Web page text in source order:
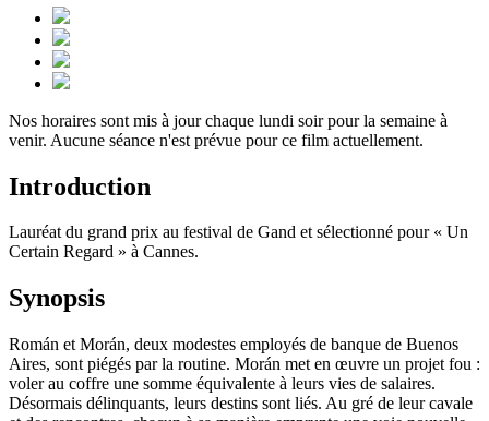
Nos horaires sont mis à jour chaque lundi soir pour la semaine à
venir. Aucune séance n'est prévue pour ce film actuellement.
Introduction
Lauréat du grand prix au festival de Gand et sélectionné pour « Un
Certain Regard » à Cannes.
Synopsis
Román et Morán, deux modestes employés de banque de Buenos
Aires, sont piégés par la routine. Morán met en œuvre un projet fou :
voler au coffre une somme équivalente à leurs vies de salaires.
Désormais délinquants, leurs destins sont liés. Au gré de leur cavale